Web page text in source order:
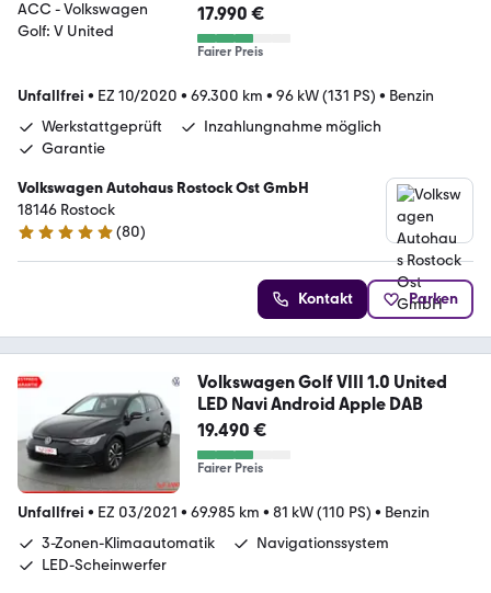
17.990 €
Fairer Preis
Unfallfrei • EZ 10/2020 • 69.300 km • 96 kW (131 PS) • Benzin
Werkstattgeprüft
Inzahlungnahme möglich
Garantie
Volkswagen Autohaus Rostock Ost GmbH
18146 Rostock
4.9 Sterne
(80)
Kontakt Parken
Volkswagen Golf VIII 1.0 United
LED Navi Android Apple DAB
19.490 €
Fairer Preis
Unfallfrei • EZ 03/2021 • 69.985 km • 81 kW (110 PS) • Benzin
3-Zonen-Klimaautomatik
Navigationssystem
LED-Scheinwerfer